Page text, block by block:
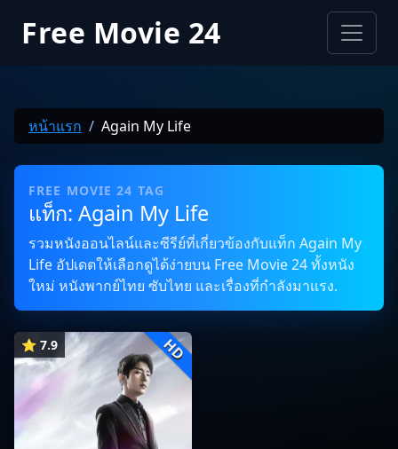
Free Movie 24
หน้าแรก Again My Life
FREE MOVIE 24 TAG
แท็ก: Again My Life
รวมหนังออนไลน์และซีรีย์ที่เกี่ยวข้องกับแท็ก Again My
Life อัปเดตให้เลือกดูได้ง่ายบน Free Movie 24 ทั้งหนัง
ใหม่ หนังพากย์ไทย ซับไทย และเรื่องที่กำลังมาแรง.
⭐ 7.9 HD